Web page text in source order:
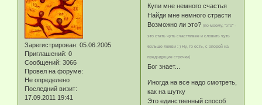
Зарегистрирован: 05.06.2005
Приглашений: 0
Сообщений: 3066
Провел на форуме:
Не определено
Последний визит:
17.09.2011 19:41
Купи мне немного счастья
Найди мне немного страсти
Возможно ли это?(по-моему, "это" -
это стать чуть счастливее и словить чуть
больше любви : ) Ну, то есть, с опорой на
предыдущие строчки)
Бог знает...
Иногда на все надо смотреть,
как на шутку
Это единственный способ